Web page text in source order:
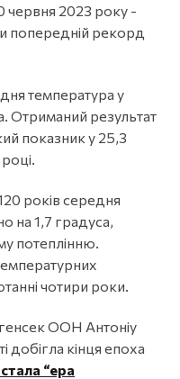
червня 2023 року -
попередній рекорд
температура у
Отриманий результат
показник у 25,3
років середня
на 1,7 градуса,
потеплінню.
чотири роки.
ООН Антоніу
добігла кінця епоха
“ера